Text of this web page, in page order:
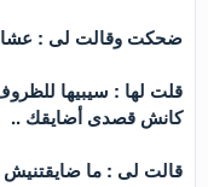
ضحكت وقالت لى :
قلت لها : سيبيها
كانش قصدى أضايقك ..
قالت لى : ما